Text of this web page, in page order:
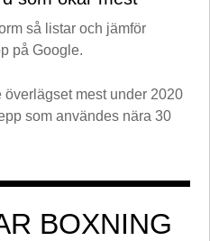
så listar och jämför
på Google.
mest under 2020
som användes nära 30
BOXNING